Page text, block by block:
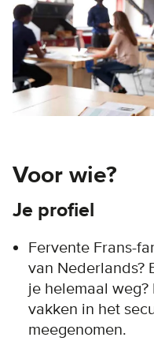
Voor wie?
Je profiel
Fervente Frans-
van Nederlands?
je helemaal
vakken in het
meegenomen.